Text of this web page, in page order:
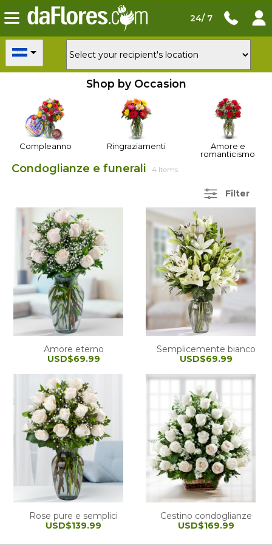
24/ 7
Shop by Occasion
Compleanno Ringraziamenti
Amore e
romanticismo
Condoglianze e funerali 4 Items
Filter
Amore eterno
USD$69.99
Semplicemente bianco
USD$69.99
Rose pure e semplici
USD$139.99
Cestino condoglianze
USD$169.99